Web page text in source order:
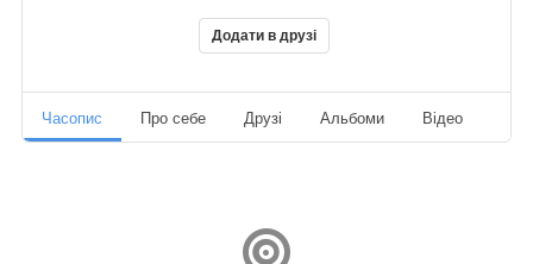
Додати в друзі
Часопис Про себе Друзі Альбоми Відео